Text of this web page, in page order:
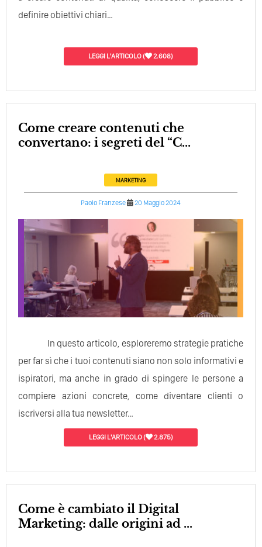
definire obiettivi chiari…
LEGGI L'ARTICOLO( 2.608)
Come creare contenuti che
convertano: i segreti del “C...
MARKETING
Paolo Franzese 20 Maggio 2024
In questo articolo, esploreremo strategie pratiche
per far sì che i tuoi contenuti siano non solo informativi e
ispiratori, ma anche in grado di spingere le persone a
compiere azioni concrete, come diventare clienti o
iscriversi alla tua newsletter…
LEGGI L'ARTICOLO( 2.875)
Come è cambiato il Digital
Marketing: dalle origini ad ...